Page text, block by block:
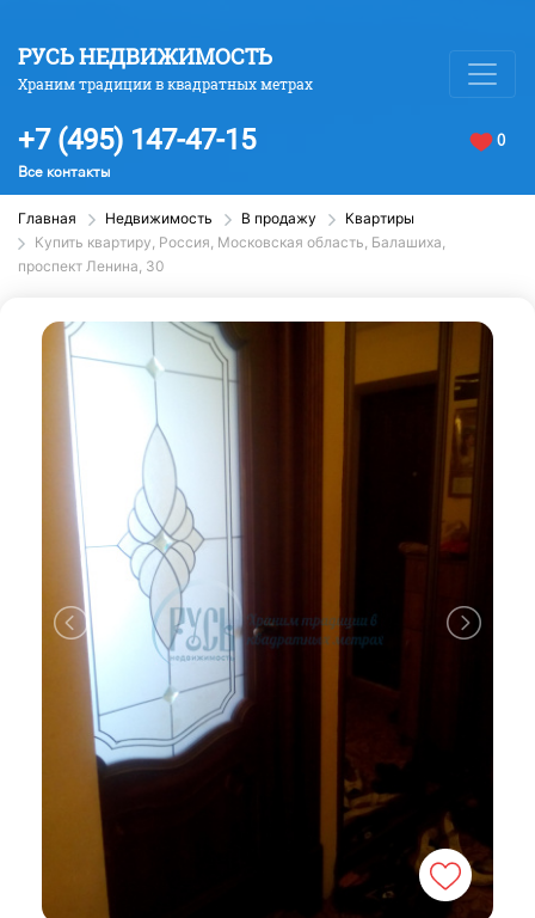
РУСЬ НЕДВИЖИМОСТЬ
Храним традиции в квадратных метрах
+7 (495) 147-47-15
Все контакты
0
Главная Недвижимость В продажу
Квартиры
Купить квартиру, Россия, Московская область, Балашиха,
проспект Ленина, 30